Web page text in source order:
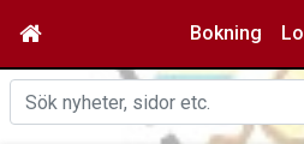
Bokning